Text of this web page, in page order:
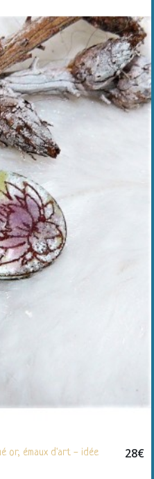
or, émaux d'art - idée
28€